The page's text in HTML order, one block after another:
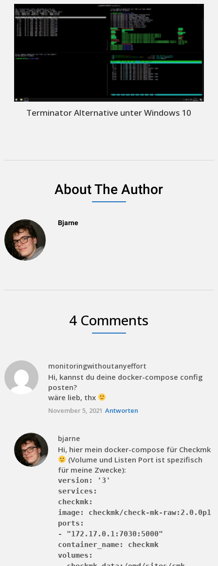
Terminator Alternative unter Windows 10
About The Author
Bjarne
4 Comments
monitoringwithoutanyeffort
Hi, kannst du deine docker-compose config
posten?
wäre lieb, thx
November 5, 2021 Antworten
bjarne
Hi, hier mein docker-compose für Checkmk
(Volume und Listen Port ist spezifisch
für meine Zwecke):
version: '3'
services:
checkmk:
image: checkmk/check-mk-raw:2.0.0p1
ports:
- "172.17.0.1:7030:5000"
container_name: checkmk
volumes: